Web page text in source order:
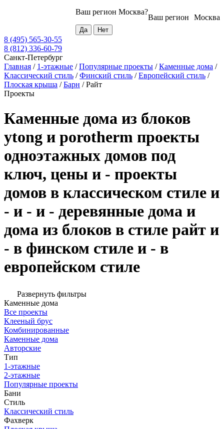
Москва
Ваш регион
Ваш регион Москва?
8 (495) 565-30-55
8 (812) 336-60-79
Санкт-Петербург
Главная / 1-этажные /Популярные проекты /Каменные дома /
Классический стиль /Финский стиль /Европейский стиль /
Плоская крыша /Барн /Райт
Проекты
Каменные дома из блоков
ytong и porotherm проекты
одноэтажных домов под
ключ, цены и - проекты
домов в классическом стиле и
- и - и - деревянные дома и
дома из блоков в стиле райт и
- в финском стиле и - в
европейском стиле
Развернуть фильтры
Каменные дома
Все проекты
Клееный брус
Комбинированные
Каменные дома
Авторские
Тип
1-этажные
2-этажные
Популярные проекты
Бани
Стиль
Классический стиль
Фахверк